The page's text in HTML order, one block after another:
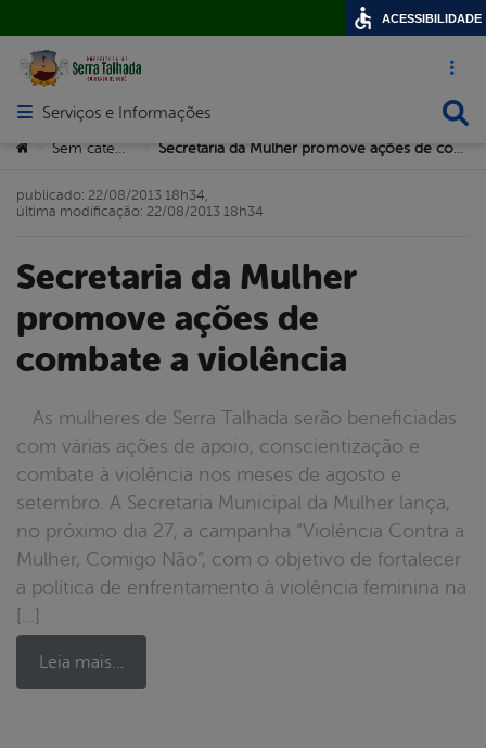
Acesso
Abrir menu principal de navegação
Serviços e Informações
Você está aqui:
> >
Secretaria da Mulher
promove ações de
combate a violência
As mulheres de Serra Talhada serão beneficiadas
com várias ações de apoio, conscientização e
combate à violência nos meses de agosto e
setembro. A Secretaria Municipal da Mulher lança,
no próximo dia 27, a campanha “Violência Contra a
Mulher, Comigo Não”, com o objetivo de fortalecer
a política de enfrentamento à violência feminina na
[…]
Leia mais…
publicado: 22/08/2013 18h34,
última modificação: 22/08/2013 18h34
ACESSIBILIDADE